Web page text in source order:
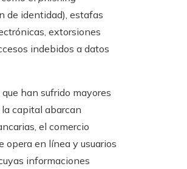
de identidad), estafas
extorsiones
indebidos a datos
han sufrido mayores
capital abarcan
el comercio
opera en línea y usuarios
informaciones